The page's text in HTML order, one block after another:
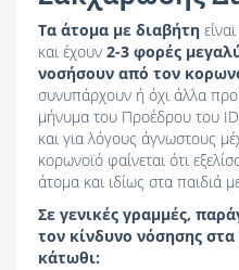
Τα άτομα με διαβήτη
και έχουν 2-3 φορές
νοσήσουν από τον
συνυπάρχουν ή όχι άλλα
μήνυμα του Προέδρου του
και για λόγους άγνωστους
κορωνοϊό φαίνεται ότι
άτομα και ιδίως στα παιδιά
Σε γενικές γραμμές,
τον κίνδυνο νόσησης
κάτωθι: